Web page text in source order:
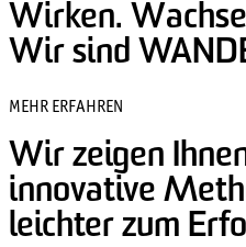
Wirken.
Wir sind
MEHR ERFAHREN
Wir zeigen
innovative
leichter zum